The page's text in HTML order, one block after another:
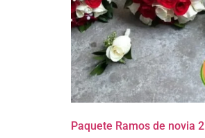
Paquete Ramos de novia 2